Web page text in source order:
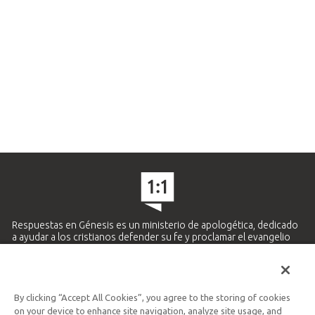
Respuestas en Génesis es un ministerio de apologética, dedicado
a ayudar a los cristianos defender su fe y proclamar el evangelio
Ministerio Hispano y Latinoamericano
By clicking “Accept All Cookies”, you agree to the storing of cookies
on your device to enhance site navigation, analyze site usage, and